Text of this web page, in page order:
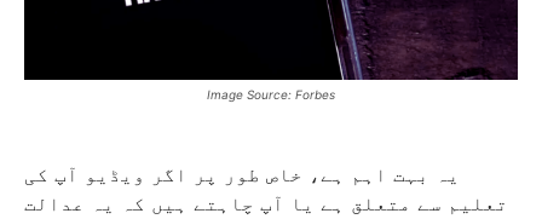
Image Source: Forbes
یہ بہت اہم ہے، خاص طور پر اگر ویڈیو آپ کی
تعلیم سے متعلق ہے یا آپ چاہتے ہیں کہ یہ عدالت